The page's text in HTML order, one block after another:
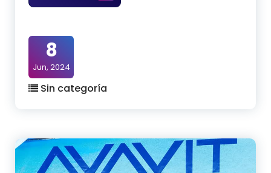
8
Jun, 2024
Sin categoría